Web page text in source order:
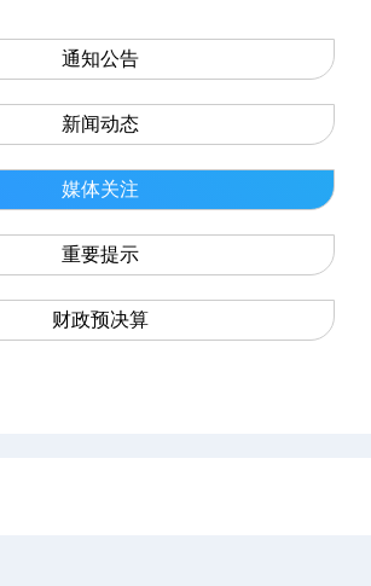
通知公告
新闻动态
媒体关注
重要提示
财政预决算